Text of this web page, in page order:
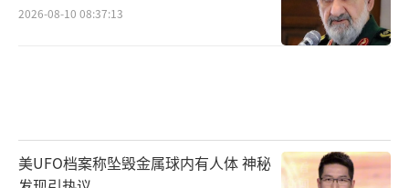
2026-08-10 08:37:13
美UFO档案称坠毁金属球内有人体 神秘